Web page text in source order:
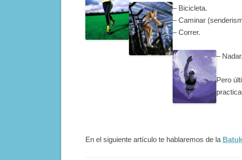
– Bicicleta.
– Caminar
– Correr.
– Nadar.
Pero
En el siguiente artículo te hablaremos de la